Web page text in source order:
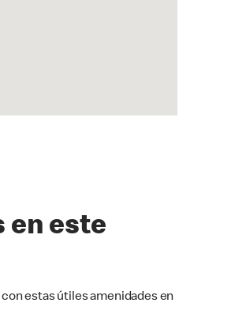
en este
estas útiles amenidades en